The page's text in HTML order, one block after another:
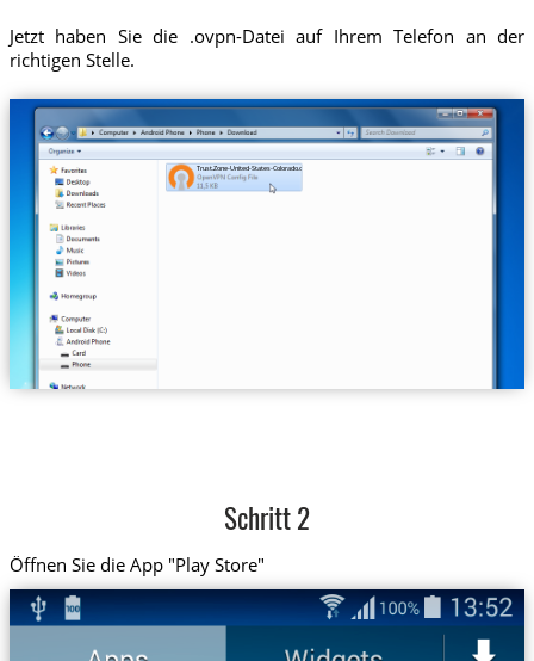
Jetzt haben Sie die .ovpn-Datei auf Ihrem Telefon an der
richtigen Stelle.
Trust.Zone-United-States-Colorado.ovpn
Schritt 2
Öffnen Sie die App "Play Store"